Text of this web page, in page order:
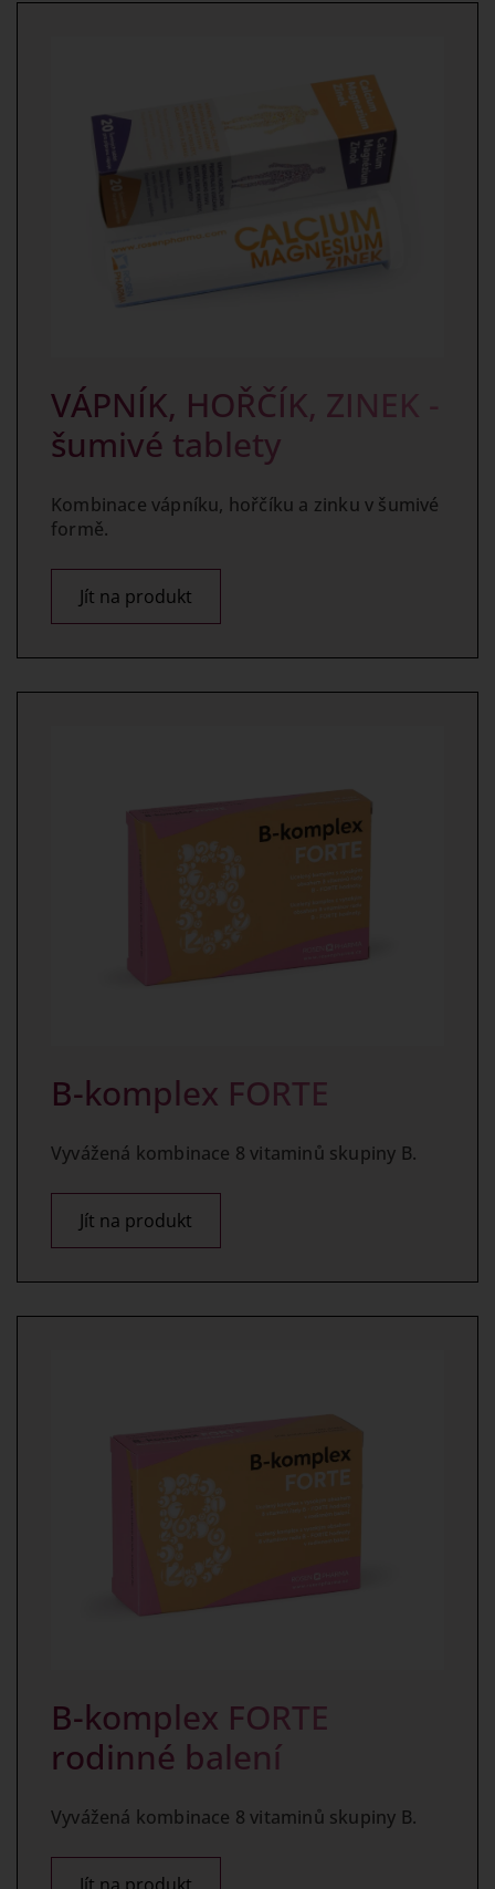
VÁPNÍK, HOŘČÍK, ZINEK -
šumivé tablety
Kombinace vápníku, hořčíku a zinku v šumivé
formě.
Jít na produkt
B-komplex FORTE
Vyvážená kombinace 8 vitaminů skupiny B.
Jít na produkt
B-komplex FORTE
rodinné balení
Vyvážená kombinace 8 vitaminů skupiny B.